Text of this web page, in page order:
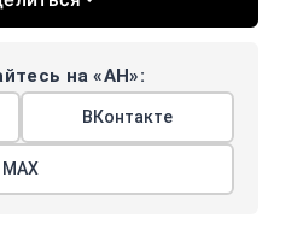
на «АН»:
ВКонтакте
МАХ